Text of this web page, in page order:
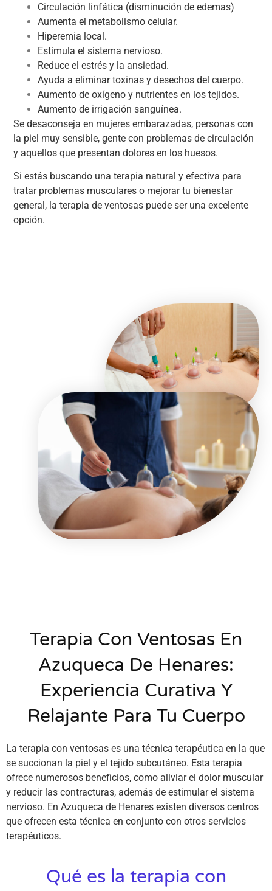
Circulación linfática (disminución de edemas)
Aumenta el metabolismo celular.
Hiperemia local.
Estimula el sistema nervioso.
Reduce el estrés y la ansiedad.
Ayuda a eliminar toxinas y desechos del cuerpo.
Aumento de oxígeno y nutrientes en los tejidos.
Aumento de irrigación sanguínea.
Se desaconseja en mujeres embarazadas, personas con
la piel muy sensible, gente con problemas de circulación
y aquellos que presentan dolores en los huesos.
Si estás buscando una terapia natural y efectiva para
tratar problemas musculares o mejorar tu bienestar
general, la terapia de ventosas puede ser una excelente
opción.
Terapia Con Ventosas En
Azuqueca De Henares:
Experiencia Curativa Y
Relajante Para Tu Cuerpo
La terapia con ventosas es una técnica terapéutica en la que
se succionan la piel y el tejido subcutáneo. Esta terapia
ofrece numerosos beneficios, como aliviar el dolor muscular
y reducir las contracturas, además de estimular el sistema
nervioso. En Azuqueca de Henares existen diversos centros
que ofrecen esta técnica en conjunto con otros servicios
terapéuticos.
Qué es la terapia con